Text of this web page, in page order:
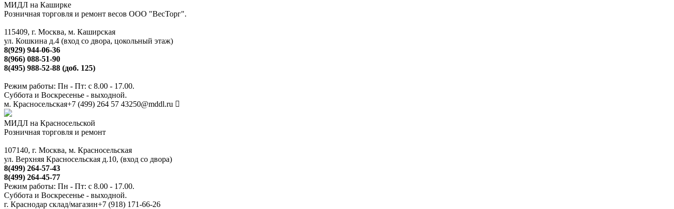
МИДЛ на Каширке
Розничная торговля и ремонт весов ООО "ВесТорг".
115409, г. Москва, м. Каширская
ул. Кошкина д.4 (вход со двора, цокольный этаж)
8(929) 944-06-36
8(966) 088-51-90
8(495) 988-52-88 (доб. 125)
Режим работы: Пн - Пт: с 8.00 - 17.00.
Суббота и Воскресенье - выходной.
м. Красносельская+7 (499) 264 57 43250@mddl.ru
МИДЛ на Красносельской
Розничная торговля и ремонт
107140, г. Москва, м. Красносельская
ул. Верхняя Красносельская д.10, (вход со двора)
8(499) 264-57-43
8(499) 264-45-77
Режим работы: Пн - Пт: с 8.00 - 17.00.
Суббота и Воскресенье - выходной.
г. Краснодар склад/магазин+7 (918) 171-66-26